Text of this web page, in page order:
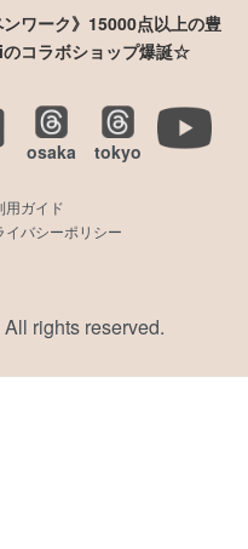
ワーク》15000点以上の豊
コラボショップ爆誕☆
osaka tokyo
用ガイド
イバシーポリシー
rights reserved.